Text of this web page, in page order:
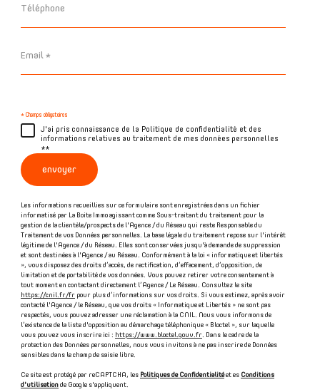
*
* Champs obligatoires
J'ai pris connaissance de la Politique de confidentialité et des
informations relatives au traitement de mes données personnelles
**
envoyer
Les informations recueillies sur ce formulaire sont enregistrées dans un fichier
informatisé par La Boite Immo agissant comme Sous-traitant du traitement pour la
gestion de la clientèle/prospects de l'Agence / du Réseau qui reste Responsable du
Traitement de vos Données personnelles. La base légale du traitement repose sur l'intérêt
légitime de l'Agence / du Réseau. Elles sont conservées jusqu'à demande de suppression
et sont destinées à l'Agence / au Réseau. Conformément à la loi « informatique et libertés
», vous disposez des droits d’accès, de rectification, d’effacement, d’opposition, de
limitation et de portabilité de vos données. Vous pouvez retirer votre consentement à
tout moment en contactant directement l’Agence / Le Réseau. Consultez le site
https://cnil.fr/fr pour plus d’informations sur vos droits. Si vous estimez, après avoir
contacté l'Agence / le Réseau, que vos droits « Informatique et Libertés » ne sont pas
respectés, vous pouvez adresser une réclamation à la CNIL. Nous vous informons de
l’existence de la liste d'opposition au démarchage téléphonique « Bloctel », sur laquelle
vous pouvez vous inscrire ici : https://www.bloctel.gouv.fr . Dans le cadre de la
protection des Données personnelles, nous vous invitons à ne pas inscrire de Données
sensibles dans le champ de saisie libre.
Ce site est protégé par reCAPTCHA, les Politiques de Confidentialitéet es Conditions
d'utilisation de Google s'appliquent.